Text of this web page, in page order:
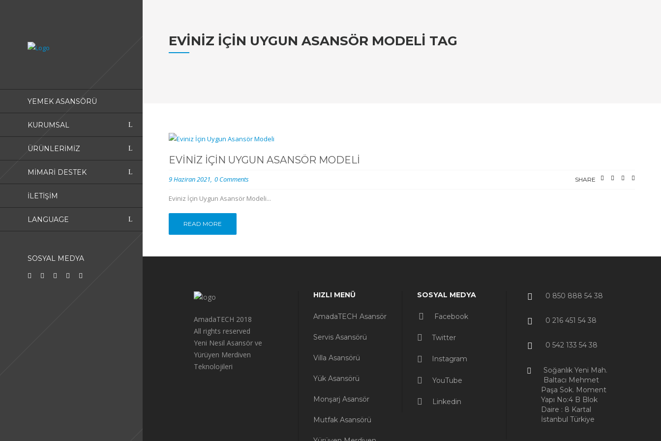
YEMEK ASANSÖRÜ
KURUMSAL
ÜRÜNLERIMIZ
MIMARI DESTEK
İLETIŞIM
LANGUAGE
SOSYAL MEDYA
EVINIZ İÇIN UYGUN ASANSÖR MODELI TAG
EVINIZ İÇIN UYGUN ASANSÖR MODELI
9 Haziran 2021 0 Comments SHARE
Eviniz İçin Uygun Asansör Modeli...
READ MORE
AmadaTECH 2018
All rights reserved
Yeni Nesil Asansör ve
Yürüyen Merdiven
Teknolojileri
HIZLI MENÜ
AmadaTECH Asansör
Servis Asansörü
Villa Asansörü
Yük Asansörü
Monşarj Asansör
Mutfak Asansörü
SOSYAL MEDYA
Facebook
Twitter
Instagram
YouTube
Linkedin
0 850 888 54 38
0 216 451 54 38
0 542 133 54 38
Soğanlık Yeni Mah.
Baltacı Mehmet
Paşa Sok. Moment
Yapı No:4 B Blok
Daire : 8 Kartal
İstanbul Türkiye